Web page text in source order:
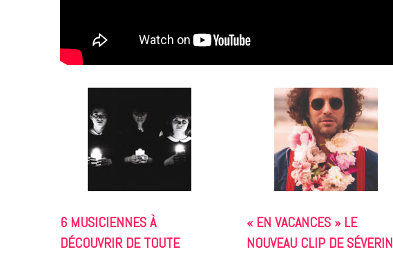
6 MUSICIENNES À
DÉCOUVRIR DE TOUTE
« EN VACANCES » LE
NOUVEAU CLIP DE SÉVERIN